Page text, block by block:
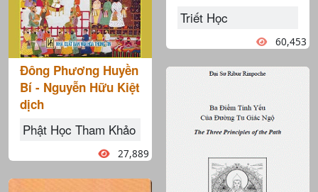
Đông Phương Huyền
Bí - Nguyễn Hữu Kiệt
dịch
Phật Học Tham Khảo
27,889
Triết Học
60,453